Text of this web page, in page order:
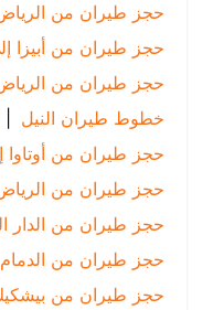
حجز طيران من الرياض إلى
حجز طيران من أبيزا إلى
حجز طيران من الرياض إلى
خطوط طيران النيل |
حجز طيران من أوتاوا إلى
حجز طيران من الرياض إلى
حجز طيران من الدار البيضاء
حجز طيران من الدمام إلى
حجز طيران من بيشكيك إلى